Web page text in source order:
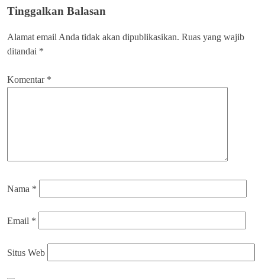
Tinggalkan Balasan
Alamat email Anda tidak akan dipublikasikan. Ruas yang wajib
ditandai *
Komentar *
Nama *
Email *
Situs Web